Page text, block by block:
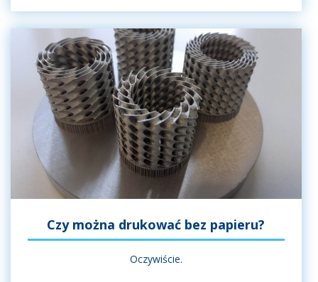
Czy można drukować bez papieru?
Oczywiście.